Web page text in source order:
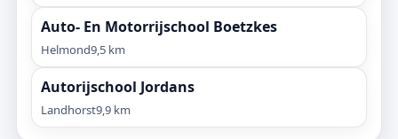
Auto- En Motorrijschool Boetzkes
Helmond9,5 km
Autorijschool Jordans
Landhorst9,9 km